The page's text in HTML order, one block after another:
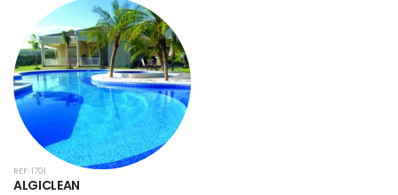
REF: 1701
ALGICLEAN